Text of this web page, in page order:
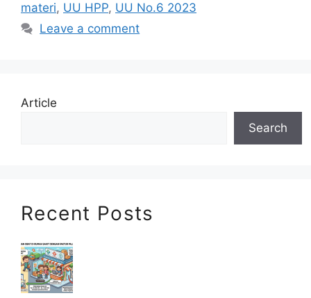
materi, UU HPP, UU No.6 2023
Leave a comment
Article
Search
Recent Posts